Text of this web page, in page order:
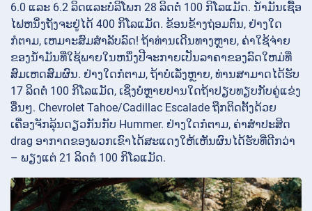
6.0 ແລະ 6.2 ລິດແລະບໍລິໂພກ 28 ລິດຕໍ່ 100 ກິໂລແມັດ. ນໍ້າມັນເຊື້ອ
ໄຟຫນຶ່ງຖັງຈະຢູ່ໄດ້ 400 ກິໂລແມັດ. ຂ້ອນຂ້າງຖ່ອມຕົນ, ຢ່າງໃດ
ກໍຕາມ, ເຫມາະສົມສໍາລັບລົດ! ຖ້າທ່ານເດີນທາງຫຼາຍ, ຄ່າໃຊ້ຈ່າຍ
ຂອງນໍ້າມັນທີ່ໃຊ້ພາຍໃນຫນຶ່ງປີຈະກາຍເປັນລາຄາຂອງລົດໃຫມ່ທີ່
ສົມເຫດສົມຜົນ. ຢ່າງໃດກໍຕາມ, ຖ້າບໍ່ເລັ່ງຫຼາຍ, ທ່ານສາມາດໄດ້ຮັບ
17 ລິດຕໍ່ 100 ກິໂລແມັດ, ເຊິ່ງບໍ່ຫຼາຍປານໃດຖ້າປຽບທຽບກັບຄູ່ແຂ່ງ
ອື່ນໆ. Chevrolet Tahoe/Cadillac Escalade ຖືກຕິດຕັ້ງດ້ວຍ
ເຄື່ອງຈັກລຸ້ນດຽວກັນກັບ Hummer. ຢ່າງໃດກໍຕາມ, ຄ່າສໍາປະສິດ
drag ອາກາດຂອງພວກເຂົາໄດ້ສະແດງໃຫ້ເຫັນຜົນໄດ້ຮັບທີ່ດີກວ່າ
– ພຽງແຕ່ 21 ລິດຕໍ່ 100 ກິໂລແມັດ.